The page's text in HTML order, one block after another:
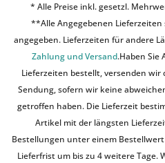
* Alle Preise inkl. gesetzl.
**Alle Angegebenen
angegeben. Lieferzeiten für andere
Zahlung und Versand.Haben
Lieferzeiten bestellt, versenden wir
Sendung, sofern wir keine
getroffen haben. Die Lieferzeit
Artikel mit der längsten
Bestellungen unter einem
Lieferfrist um bis zu 4 weitere Tage.